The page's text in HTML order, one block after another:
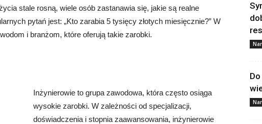
stale rosną, wiele osób zastanawia się, jakie są realne
pytań jest: „Kto zarabia 5 tysięcy złotych miesięcznie?” W
i branżom, które oferują takie zarobki.
Inżynierowie to grupa zawodowa, która często osiąga
wysokie zarobki. W zależności od specjalizacji,
doświadczenia i stopnia zaawansowania, inżynierowie